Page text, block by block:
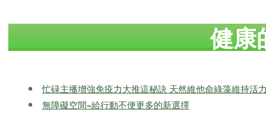
健康
忙碌主播增強免疫力大推這秘訣 天然維他命綠藻維持活
無障礙空間~給行動不便更多的新選擇